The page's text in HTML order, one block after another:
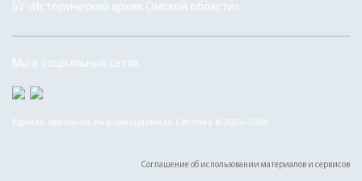
БУ «Исторический архив Омской области»
Мы в социальных сетях
Единая Архивная Информационная Система © 2022–2026
Соглашение об использовании материалов и сервисов